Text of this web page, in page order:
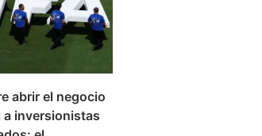
abrir el negocio
a inversionistas